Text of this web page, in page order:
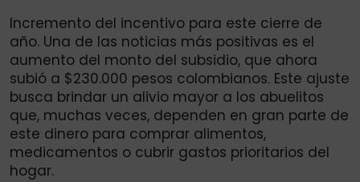
Incremento del incentivo para este cierre de
año. Una de las noticias más positivas es el
aumento del monto del subsidio, que ahora
subió a $230.000 pesos colombianos. Este ajuste
busca brindar un alivio mayor a los abuelitos
que, muchas veces, dependen en gran parte de
este dinero para comprar alimentos,
medicamentos o cubrir gastos prioritarios del
hogar.